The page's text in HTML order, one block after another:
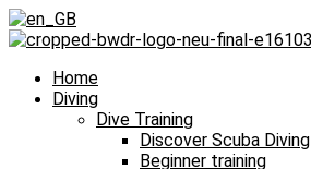
Home
Diving
Dive Training
Discover Scuba Diving
Beginner training